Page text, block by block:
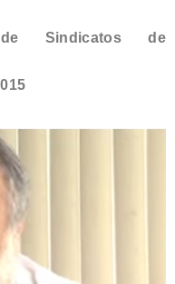
de Sindicatos de